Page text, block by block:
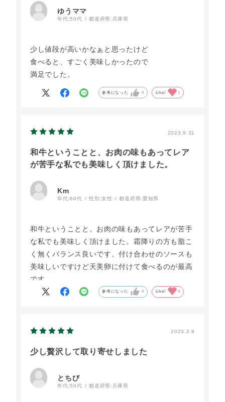
ローストビーフも、リピート間違いなし！です。
ゆうママ
年代:50代 都道府県:兵庫県
少し値段が高いかなぁと思ったけど
食べると、すごく美味しかったので
満足でした。
参考になった 0 Like! 1
2023.8.31
和牛ということと、お肉の味もあってレア
が苦手な私でも美味しく頂けました。
Km
年代:60代 性別:女性 都道府県:愛知県
和牛ということと、お肉の味もあってレアが苦手
な私でも美味しく頂けました。霜降りの方も脂こ
く無くバランス良いです。付け合わせのソースも
美味しいですけど天美卵に付けて食べるのが最高
です。
参考になった 0 Like! 0
2023.2.9
少し贅沢して取り寄せしました
とちび
年代:50代 都道府県:兵庫県